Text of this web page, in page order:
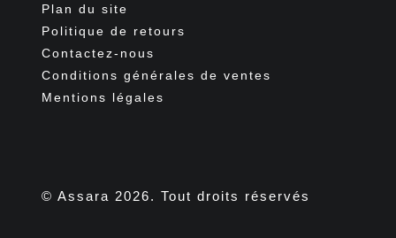
Plan du site
Politique de retours
Contactez-nous
Conditions générales de ventes
Mentions légales
© Assara 2026. Tout droits réservés